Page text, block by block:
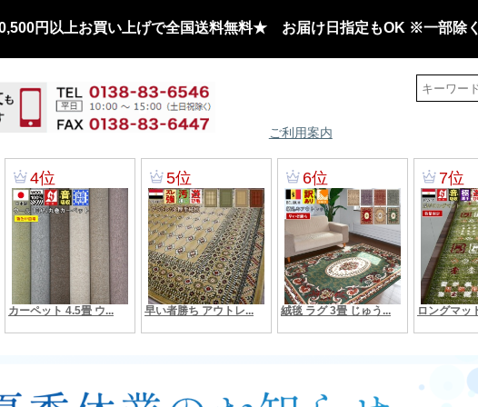
円以上お買い上げで全国送料無料★ お届け日指定もOK ※一部除く
ご利用案内